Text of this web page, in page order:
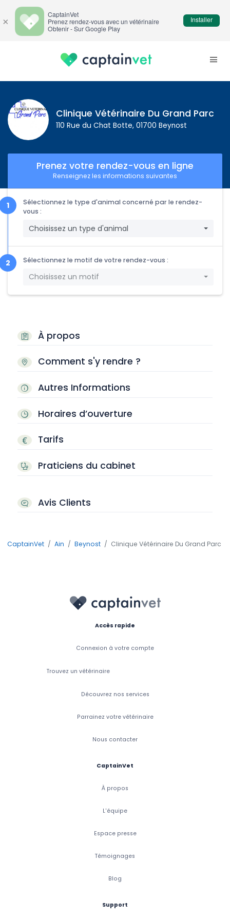
Clinique Vétérinaire Du Grand Parc
110 Rue du Chat Botte, 01700 Beynost
À propos
Comment s'y rendre ?
Autres Informations
Horaires d’ouverture
Tarifs
Praticiens du cabinet
Avis Clients
Prenez votre rendez-vous en ligne
Renseignez les informations suivantes
Sélectionnez le type d'animal concerné par le rendez-
vous :
Choisissez un type d'animal
Sélectionnez le motif de votre rendez-vous :
Choisissez un motif
CaptainVet Ain Beynost Clinique Vétérinaire Du Grand Parc
Accès rapide
Connexion à votre compte
Trouvez un vétérinaire
Découvrez nos services
Parrainez votre vétérinaire
Nous contacter
CaptainVet
À propos
L'équipe
Espace presse
Témoignages
Blog
Support
×
CaptainVet
Prenez rendez-vous avec un vétérinaire
Obtenir - Sur Google Play
Installer